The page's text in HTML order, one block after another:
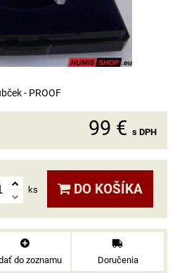
- PROOF
99 € s DPH
ks DO KOŠÍKA
do zoznamu Doručenia